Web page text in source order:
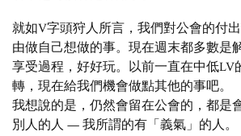
就如V字頭狩人所言，我們對公會的付
由做自己想做的事。現在週末都多數是
享受過程，好好玩。以前一直在中低LV
轉，現在給我們機會做點其他的事吧。
我想說的是，仍然會留在公會的，都是
別人的人 — 我所謂的有「義氣」的人。